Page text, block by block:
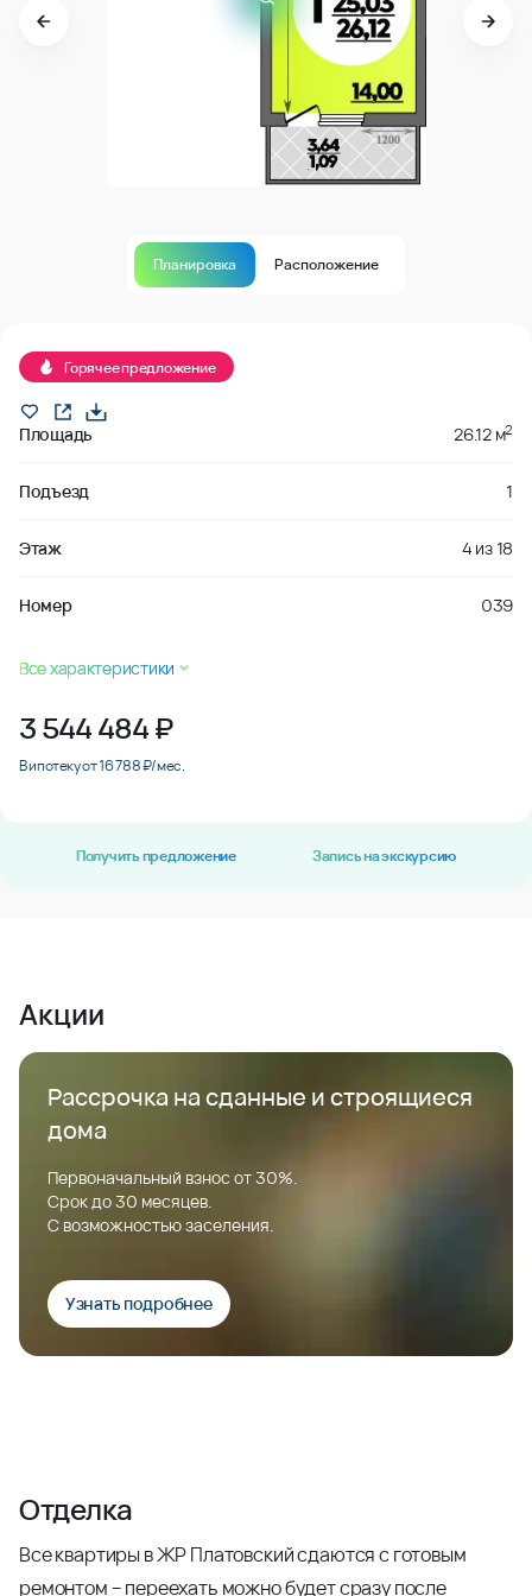
Планировка Расположение
Горячее предложение
Площадь 26.12 м2
Подъезд 1
Этаж 4 из18
Номер 039
Все характеристики
3 544 484₽
В ипотеку от 16 788 ₽/мес.
Получить предложение Запись на экскурсию
Акции
Рассрочка на сданные и строящиеся
дома
Первоначальный взнос от 30%.
Срок до 30 месяцев.
С возможностью заселения.
Узнать подробнее
Отделка
Все квартиры в ЖР Платовский сдаются с готовым
ремонтом – переехать можно будет сразу после